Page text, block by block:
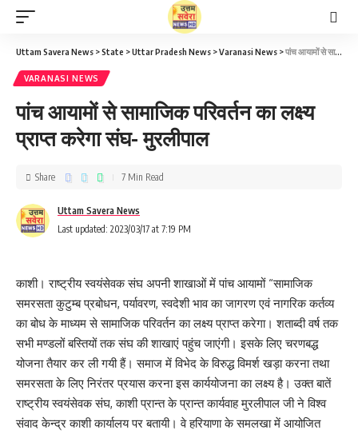
Uttam Savera News >State >Uttar Pradesh News >Varanasi News >पांच आयामों से सामाजिक परिवर्तन का लक्ष्य प्राप्त करेगा संघ- मुरलीपाल
VARANASI NEWS
पांच आयामों से सामाजिक परिवर्तन का लक्ष्य
प्राप्त करेगा संघ- मुरलीपाल
Last updated: 2023/03/17 at 7:19 PM
Uttam Savera News
Share 7 Min Read
काशी। राष्ट्रीय स्वयंसेवक संघ अपनी शाखाओं में पांच आयामों “सामाजिक
समरसता कुटुम्ब प्रबोधन, पर्यावरण, स्वदेशी भाव का जागरण एवं नागरिक कर्तव्य
का बोध के माध्यम से सामाजिक परिवर्तन का लक्ष्य प्राप्त करेगा। शताब्दी वर्ष तक
सभी मण्डलों बस्तियों तक संघ की शाखाएं पहुंच जाएंगी। इसके लिए चरणबद्ध
योजना तैयार कर ली गयी हैं। समाज में विभेद के विरुद्ध विमर्श खड़ा करना तथा
समरसता के लिए निरंतर प्रयास करना इस कार्ययोजना का लक्ष्य है। उक्त बातें
राष्ट्रीय स्वयंसेवक संघ, काशी प्रान्त के प्रान्त कार्यवाह मुरलीपाल जी ने विश्व
संवाद केन्द्र काशी कार्यालय पर बतायी। वे हरियाणा के समलखा में आयोजित